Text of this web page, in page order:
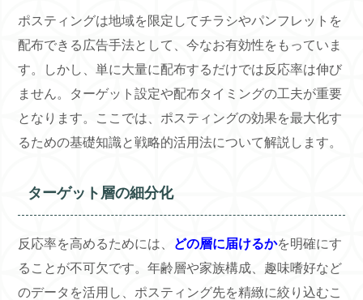
ポスティングは地域を限定してチラシやパンフレットを
配布できる広告手法として、今なお有効性をもっていま
す。しかし、単に大量に配布するだけでは反応率は伸び
ません。ターゲット設定や配布タイミングの工夫が重要
となります。ここでは、ポスティングの効果を最大化す
るための基礎知識と戦略的活用法について解説します。
ターゲット層の細分化
反応率を高めるためには、 どの層に届けるかを明確にす
ることが不可欠です。年齢層や家族構成、趣味嗜好など
のデータを活用し、ポスティング先を精緻に絞り込むこ